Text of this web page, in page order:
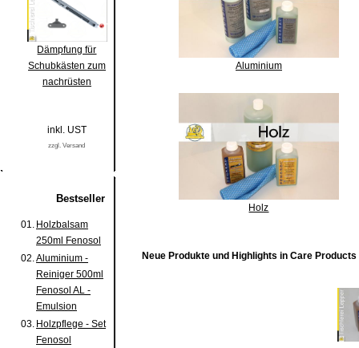
Dämpfung für
Schubkästen zum
nachrüsten
inkl. UST
zzgl. Versand
Bestseller
01. Holzbalsam
250ml Fenosol
02.Aluminium -
Reiniger 500ml
Fenosol AL -
Emulsion
03. Holzpflege - Set
Fenosol
Aluminium
Holz
Neue Produkte und Highlights in Care Products